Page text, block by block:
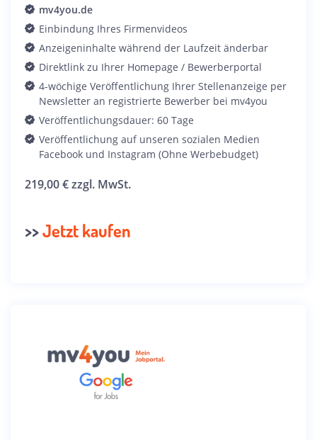
mv4you.de
Einbindung Ihres Firmenvideos
Anzeigeninhalte während der Laufzeit änderbar
Direktlink zu Ihrer Homepage / Bewerberportal
4-wöchige Veröffentlichung Ihrer Stellenanzeige per
Newsletter an registrierte Bewerber bei mv4you
Veröffentlichungsdauer: 60 Tage
Veröffentlichung auf unseren sozialen Medien
Facebook und Instagram (Ohne Werbebudget)
219,00 € zzgl. MwSt.
>>Jetzt kaufen